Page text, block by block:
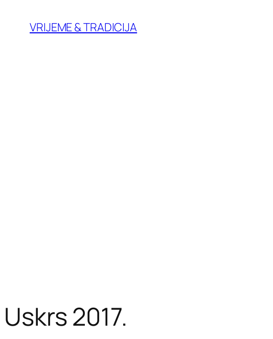
VRIJEME & TRADICIJA
Uskrs 2017.